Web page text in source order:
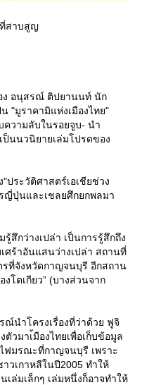
ที่สาบสูญ
ง อนุสรณ์ ติปยานนท์ นัก
"มูราคามิแห่งเมืองไทย"
ความลับในรอยจูบ- นำ
ป็นนวนิยายเล่มโปรดของ
ระวัติศาสตร์เอเชียช่วง
ญี่ปุ่นและเชลยศึกยกพลมา
สึกว่างเปล่า เป็นการรู้สึกถึง
ศร้าอันแสนว่างเปล่า สถานที่
จังหวัดกาญจนบุรี อีกสถาน
โตเกียว” (บางส่วนจาก
นำโครงเรื่องที่ว่าด้วย ฟูจิ
มาเ้มืองไทยเพื่อเก็บข้อมูล
ฟมรณะที่กาญจนบุรี เพราะ
วเกาหลีในปี2005 ทำให้
ล่มเล็กๆ เล่มหนึ่งก็อาจทำให้